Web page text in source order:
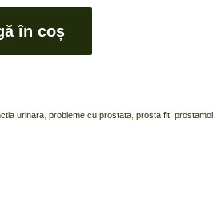
în coș
urinara,probleme cu prostata,prosta fit,prostamol